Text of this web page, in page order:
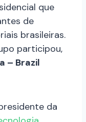
que
de
brasileiras.
participou,
– Brazil
da